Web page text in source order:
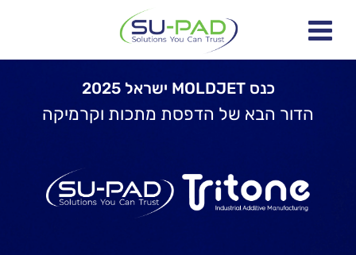
כנס MOLDJET ישראל 2025
הדור הבא של הדפסת מתכות וקרמיקה